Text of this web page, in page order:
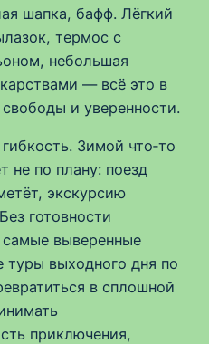
шапка, бафф. Лёгкий
термос с
небольшая
— всё это в
и уверенности.
Зимой что‑то
не по плану: поезд
экскурсию
готовности
самые выверенные
туры выходного дня по
в сплошной
приключения,